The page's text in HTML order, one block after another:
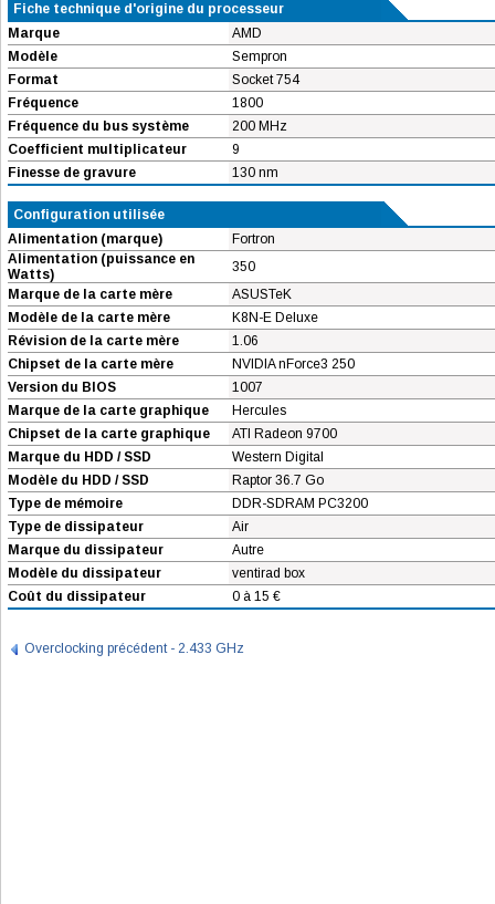
Fiche technique d'origine du processeur
Marque
AMD
Modèle
Sempron
Format
Socket 754
Fréquence
1800
Fréquence du bus système
200 MHz
Coefficient multiplicateur
9
Finesse de gravure
130 nm
Configuration utilisée
Alimentation (marque)
Fortron
Alimentation (puissance en
Watts)
350
Marque de la carte mère
ASUSTeK
Modèle de la carte mère
K8N-E Deluxe
Révision de la carte mère
1.06
Chipset de la carte mère
NVIDIA nForce3 250
Version du BIOS
1007
Marque de la carte graphique
Hercules
Chipset de la carte graphique
ATI Radeon 9700
Marque du HDD / SSD
Western Digital
Modèle du HDD / SSD
Raptor 36.7 Go
Type de mémoire
DDR-SDRAM PC3200
Type de dissipateur
Air
Marque du dissipateur
Autre
Modèle du dissipateur
ventirad box
Coût du dissipateur
0 à 15 €
Overclocking précédent - 2.433 GHz